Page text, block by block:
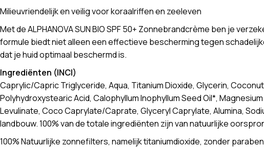
Milieuvriendelijk en veilig voor koraalriffen en zeeleven
Met de ALPHANOVA SUN BIO SPF 50+ Zonnebrandcrème ben je
formule biedt niet alleen een effectieve bescherming tegen
dat je huid optimaal beschermd is.
Ingrediënten (INCI)
Caprylic/Capric Triglyceride, Aqua, Titanium Dioxide, Glycerin,
Polyhydroxystearic Acid, Calophyllum Inophyllum Seed Oil*,
Levulinate, Coco Caprylate/Caprate, Glyceryl Caprylate, Alumina,
landbouw. 100% van de totale ingrediënten zijn van natuurlijke
100% Natuurlijke zonnefilters, namelijk titaniumdioxide, zonder